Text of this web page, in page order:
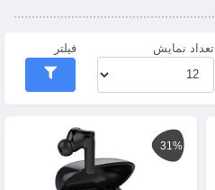
تعداد نمایش فیلتر
31%